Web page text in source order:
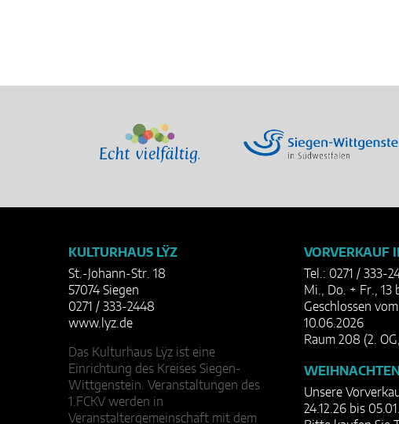
KULTURHAUS LŸZ
St.-Johann-Str. 18
57074 Siegen
0271 / 333-2448
www.lyz.de
Das Kulturhaus Lÿz ist eine
Einrichtung des Kreises Siegen-
Wittgenstein. Veranstaltungen des
1.FCKV werden in
Veranstaltergemeinschaft mit dem
VORVERKAUF
Tel.: 0271 / 333-
Mi., Do. + Fr., 13
Geschlossen
10.06.2026
Raum 208 (2.
Unsere
24.12.26 bis